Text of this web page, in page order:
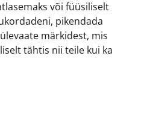
või füüsiliselt
pikendada
märkidest, mis
tähtis nii teile kui ka